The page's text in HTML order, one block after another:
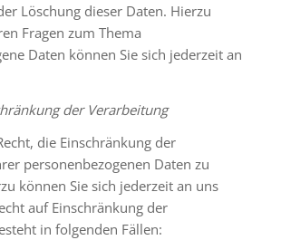
Löschung dieser Daten. Hierzu
Fragen zum Thema
Daten können Sie sich jederzeit an
der Verarbeitung
die Einschränkung der
personenbezogenen Daten zu
können Sie sich jederzeit an uns
auf Einschränkung der
in folgenden Fällen: